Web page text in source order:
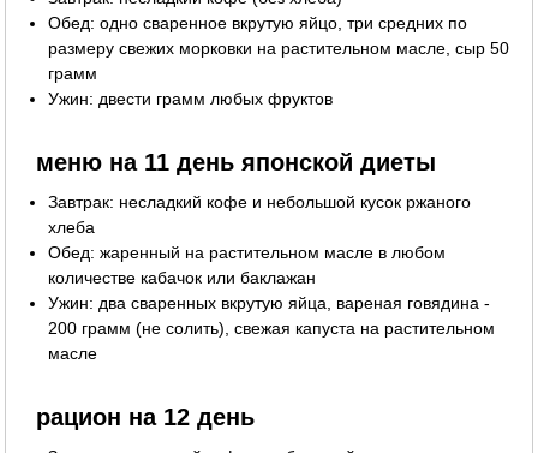
Обед: одно сваренное вкрутую яйцо, три средних по
размеру свежих морковки на растительном масле, сыр 50
грамм
Ужин: двести грамм любых фруктов
меню на 11 день японской диеты
Завтрак: несладкий кофе и небольшой кусок ржаного
хлеба
Обед: жаренный на растительном масле в любом
количестве кабачок или баклажан
Ужин: два сваренных вкрутую яйца, вареная говядина -
200 грамм (не солить), свежая капуста на растительном
масле
рацион на 12 день